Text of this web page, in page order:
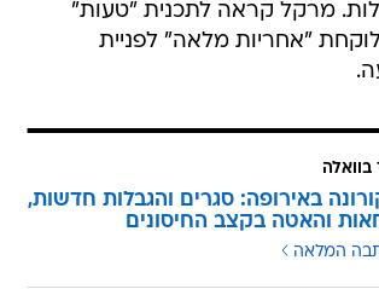
מרקל קראה לתכנית "טעות"
"אחריות מלאה" לפניית
בוואלה
באירופה: סגרים והגבלות חדשות,
והאטה בקצב החיסונים
המלאה